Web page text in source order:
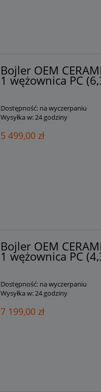
Bojler OEM
1 wężownica PC
Dostępność: na wyczerpaniu
Wysyłka w: 24 godziny
5 499,00 zł
Bojler OEM
1 wężownica PC
Dostępność: na wyczerpaniu
Wysyłka w: 24 godziny
7 199,00 zł